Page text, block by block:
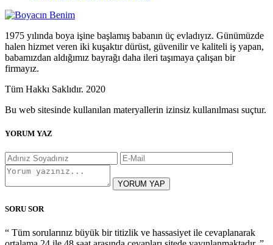
1975 yılında boya işine başlamış babanın üç evladıyız. Günümüzde
halen hizmet veren iki kuşaktır dürüst, güvenilir ve kaliteli iş yapan,
babamızdan aldığımız bayrağı daha ileri taşımaya çalışan bir
firmayız.
Tüm Hakkı Saklıdır. 2020
Bu web sitesinde kullanılan materyallerin izinsiz kullanılması suçtur.
YORUM YAZ
YORUM YAP
SORU SOR
“ Tüm sorularınız büyük bir titizlik ve hassasiyet ile cevaplanarak